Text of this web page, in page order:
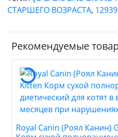
СТАРШЕГО ВОЗРАСТА, 12939
Рекомендуемые
Royal Canin (Роял Канин)